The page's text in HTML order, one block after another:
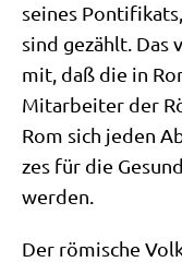
sei­nes
sind gezählt. Das
mit, daß die in
Mit­ar­bei­ter der
Rom sich jeden
zes für die
werden.
Der römi­sche